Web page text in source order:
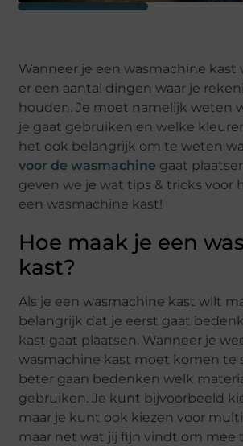
Wanneer je een wasmachine kast
er een aantal dingen waar je
houden. Je moet namelijk weten
je gaat gebruiken en welke
het ook belangrijk om te weten
voor de wasmachine gaat
geven we je wat tips & tricks voor
een wasmachine kast!
Hoe maak je een
kast?
Als je een wasmachine kast wilt
belangrijk dat je eerst gaat
kast gaat plaatsen. Wanneer je
wasmachine kast moet komen te
beter gaan bedenken welk
gebruiken. Je kunt bijvoorbeeld
maar je kunt ook kiezen voor
maar net wat jij fijn vindt om mee